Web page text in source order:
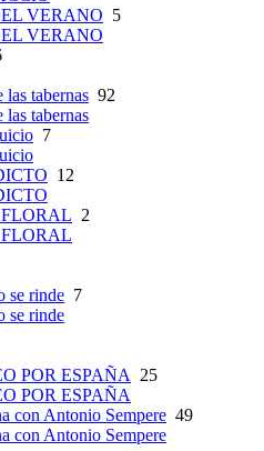
VERANO 5
VERANO
las tabernas 92
las tabernas
7
12
2
se rinde 7
se rinde
POR ESPAÑA
25
POR ESPAÑA
con Antonio Sempere 49
con Antonio Sempere